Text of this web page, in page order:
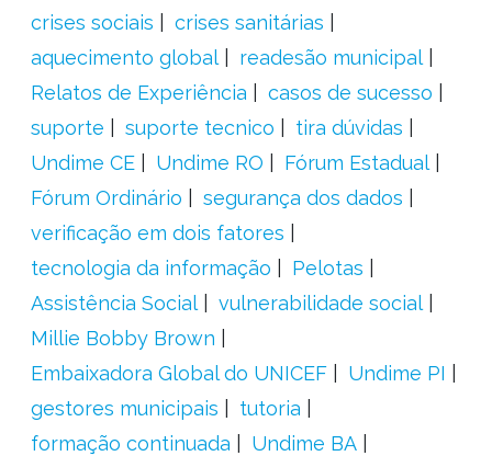
crises sociais
crises sanitárias
aquecimento global
readesão municipal
Relatos de Experiência
casos de sucesso
suporte
suporte tecnico
tira dúvidas
Undime CE
Undime RO
Fórum Estadual
Fórum Ordinário
segurança dos dados
verificação em dois fatores
tecnologia da informação
Pelotas
Assistência Social
vulnerabilidade social
Millie Bobby Brown
Embaixadora Global do UNICEF
Undime PI
gestores municipais
tutoria
formação continuada
Undime BA